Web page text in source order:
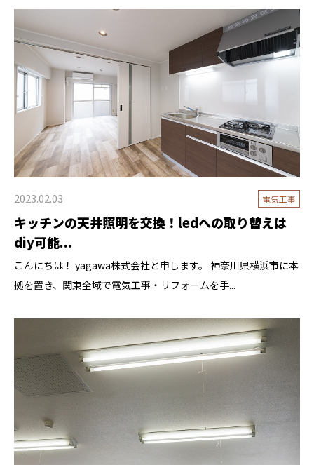
2023.02.03 電気工事
キッチンの天井照明を交換！ledへの取り替えは
diy可能...
こんにちは！ yagawa株式会社と申します。 神奈川県横浜市に本
拠を置き、関東全域で電気工事・リフォームを手...